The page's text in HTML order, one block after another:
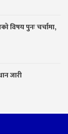
विषय पुनः चर्चामा,
जारी